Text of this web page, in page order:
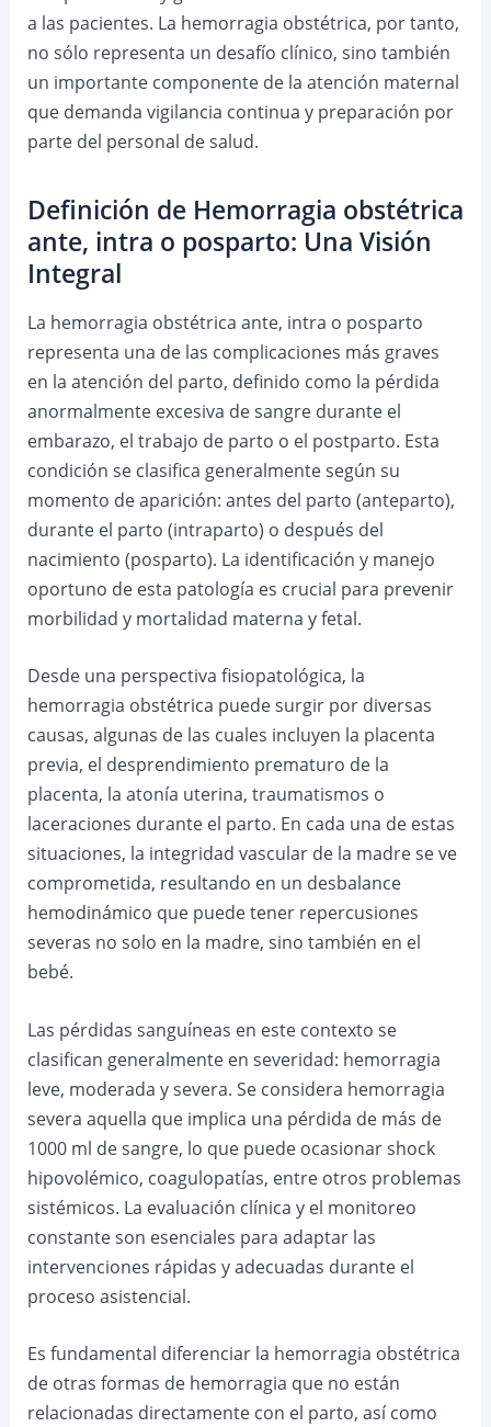
a las pacientes. La hemorragia obstétrica, por tanto,
no sólo representa un desafío clínico, sino también
un importante componente de la atención maternal
que demanda vigilancia continua y preparación por
parte del personal de salud.
Definición de Hemorragia obstétrica
ante, intra o posparto: Una Visión
Integral
La hemorragia obstétrica ante, intra o posparto
representa una de las complicaciones más graves
en la atención del parto, definido como la pérdida
anormalmente excesiva de sangre durante el
embarazo, el trabajo de parto o el postparto. Esta
condición se clasifica generalmente según su
momento de aparición: antes del parto (anteparto),
durante el parto (intraparto) o después del
nacimiento (posparto). La identificación y manejo
oportuno de esta patología es crucial para prevenir
morbilidad y mortalidad materna y fetal.
Desde una perspectiva fisiopatológica, la
hemorragia obstétrica puede surgir por diversas
causas, algunas de las cuales incluyen la placenta
previa, el desprendimiento prematuro de la
placenta, la atonía uterina, traumatismos o
laceraciones durante el parto. En cada una de estas
situaciones, la integridad vascular de la madre se ve
comprometida, resultando en un desbalance
hemodinámico que puede tener repercusiones
severas no solo en la madre, sino también en el
bebé.
Las pérdidas sanguíneas en este contexto se
clasifican generalmente en severidad: hemorragia
leve, moderada y severa. Se considera hemorragia
severa aquella que implica una pérdida de más de
1000 ml de sangre, lo que puede ocasionar shock
hipovolémico, coagulopatías, entre otros problemas
sistémicos. La evaluación clínica y el monitoreo
constante son esenciales para adaptar las
intervenciones rápidas y adecuadas durante el
proceso asistencial.
Es fundamental diferenciar la hemorragia obstétrica
de otras formas de hemorragia que no están
relacionadas directamente con el parto, así como